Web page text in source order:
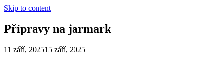
Skip to content
Přípravy na jarmark
11 září, 202515 září, 2025